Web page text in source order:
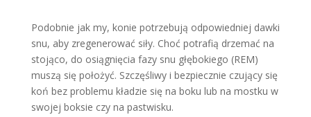
Podobnie jak my, konie potrzebują odpowiedniej dawki
snu, aby zregenerować siły. Choć potrafią drzemać na
stojąco, do osiągnięcia fazy snu głębokiego (REM)
muszą się położyć. Szczęśliwy i bezpiecznie czujący się
koń bez problemu kładzie się na boku lub na mostku w
swojej boksie czy na pastwisku.